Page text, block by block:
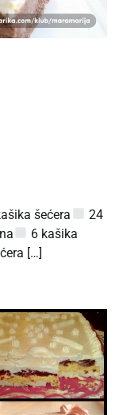
šećera
24
6 kašika
[…]